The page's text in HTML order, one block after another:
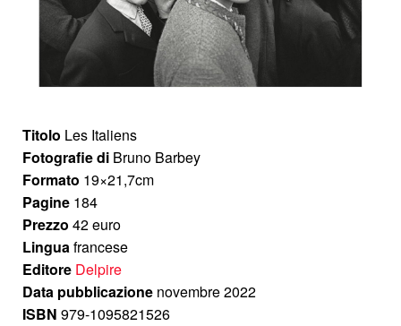
Titolo Les Italiens
Fotografie di Bruno Barbey
Formato 19×21,7cm
Pagine 184
Prezzo 42 euro
Linguafrancese
Editore Delpire
Data pubblicazione novembre 2022
ISBN 979-1095821526